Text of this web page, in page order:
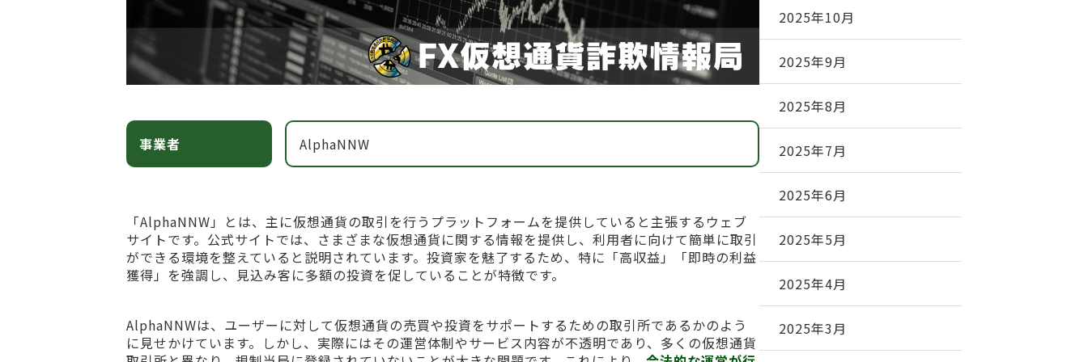
事業者 AlphaNNW
「AlphaNNW」とは、主に仮想通貨の取引を行うプラットフォームを提供していると主張するウェブ
サイトです。公式サイトでは、さまざまな仮想通貨に関する情報を提供し、利用者に向けて簡単に取引
ができる環境を整えていると説明されています。投資家を魅了するため、特に「高収益」「即時の利益
獲得」を強調し、見込み客に多額の投資を促していることが特徴です。
AlphaNNWは、ユーザーに対して仮想通貨の売買や投資をサポートするための取引所であるかのよう
に見せかけています。しかし、実際にはその運営体制やサービス内容が不透明であり、多くの仮想通貨
2025年10月
2025年9月
2025年8月
2025年7月
2025年6月
2025年5月
2025年4月
2025年3月